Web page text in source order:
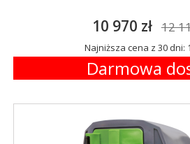
10 970 zł 12
Najniższa cena z 30 dni:
Darmowa